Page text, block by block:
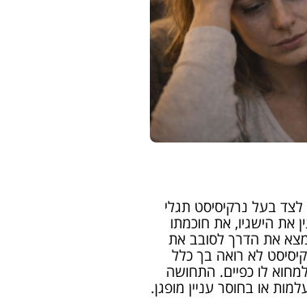
בעל נרקיסיסט תגלי
הישגיו, את חוכמתו
את הדרך לסובב את
לא רואה בך כלל
לו כפיים. התחושה
או בחוסר עניין מופגן.